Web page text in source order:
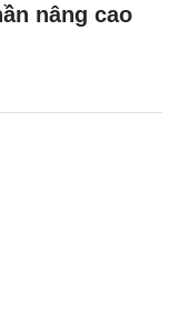
nâng cao